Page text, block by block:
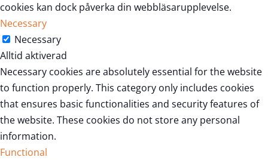
cookies kan dock påverka din webbläsarupplevelse.
Necessary
Necessary
Alltid aktiverad
Necessary cookies are absolutely essential for the website
to function properly. This category only includes cookies
that ensures basic functionalities and security features of
the website. These cookies do not store any personal
information.
Functional